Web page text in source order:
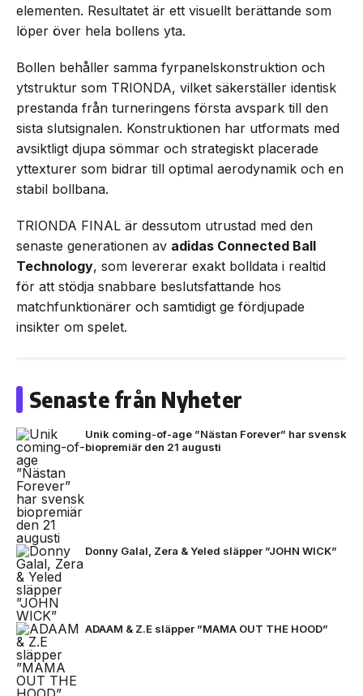
elementen. Resultatet är ett visuellt berättande som
löper över hela bollens yta.
Bollen behåller samma fyrpanelskonstruktion och
ytstruktur som TRIONDA, vilket säkerställer identisk
prestanda från turneringens första avspark till den
sista slutsignalen. Konstruktionen har utformats med
avsiktligt djupa sömmar och strategiskt placerade
yttexturer som bidrar till optimal aerodynamik och en
stabil bollbana.
TRIONDA FINAL är dessutom utrustad med den
senaste generationen av adidas Connected Ball
Technology, som levererar exakt bolldata i realtid
för att stödja snabbare beslutsfattande hos
matchfunktionärer och samtidigt ge fördjupade
insikter om spelet.
Senaste från Nyheter
Unik coming-of-age ”Nästan Forever” har svensk
biopremiär den 21 augusti
Donny Galal, Zera & Yeled släpper ”JOHN WICK”
ADAAM & Z.E släpper ”MAMA OUT THE HOOD”